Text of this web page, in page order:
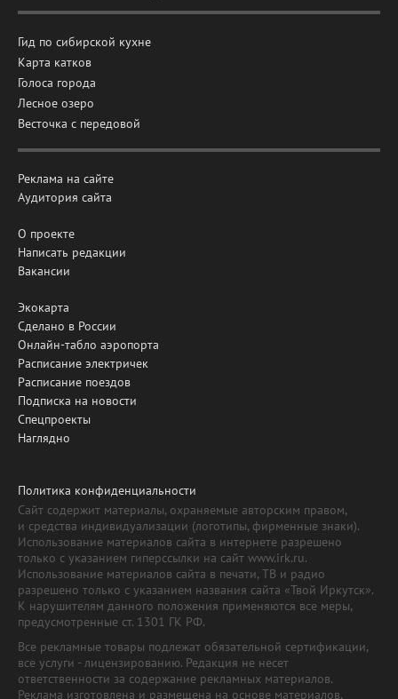
Гид по сибирской кухне
Карта катков
Голоса города
Лесное озеро
Весточка с передовой
Реклама на сайте
Аудитория сайта
О проекте
Написать редакции
Вакансии
Экокарта
Сделано в России
Онлайн-табло аэропорта
Расписание электричек
Расписание поездов
Подписка на новости
Спецпроекты
Наглядно
Политика конфиденциальности
Сайт содержит материалы, охраняемые авторским правом,
и средства индивидуализации (логотипы, фирменные знаки).
Использование материалов сайта в интернете разрешено
только с указанием гиперссылки на сайт www.irk.ru.
Использование материалов сайта в печати, ТВ и радио
разрешено только с указанием названия сайта «Твой Иркутск».
К нарушителям данного положения применяются все меры,
предусмотренные ст. 1301 ГК РФ.
Все рекламные товары подлежат обязательной сертификации,
все услуги - лицензированию. Редакция не несет
ответственности за содержание рекламных материалов.
Реклама изготовлена и размещена на основе материалов,